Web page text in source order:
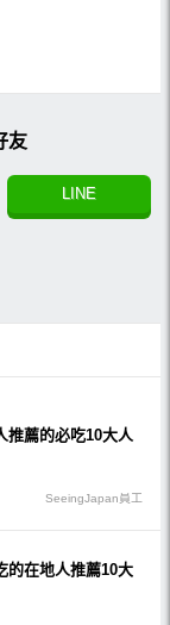
友
LINE
推薦的必吃10大人
SeeingJapan員工
的在地人推薦10大